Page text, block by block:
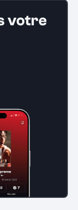
votre